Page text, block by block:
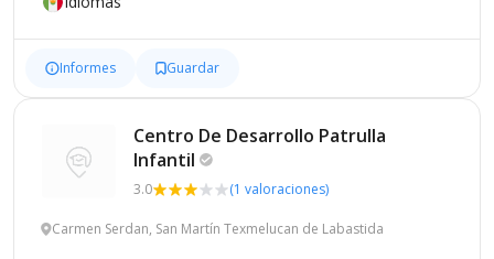
Informes Guardar
Centro De Desarrollo Patrulla
Infantil
3.0 (1 valoraciones)
Carmen Serdan, San Martín Texmelucan de Labastida